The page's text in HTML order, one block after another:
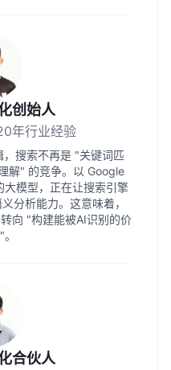
创始人
年行业经验
，搜索不再是 "关键词匹
解" 的竞争。以 Google
模型，正在让搜索引擎
分析能力。这意味着，
向 "构建能被AI识别的价
合伙人